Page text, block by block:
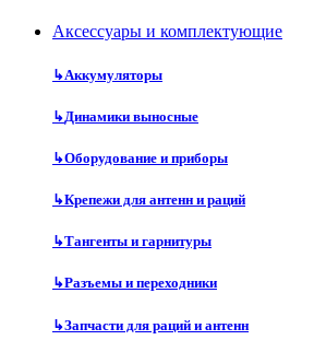
Аксессуары и комплектующие
↳Аккумуляторы
↳Динамики выносные
↳Оборудование и приборы
↳Крепежи для антенн и раций
↳Тангенты и гарнитуры
↳Разъемы и переходники
↳Запчасти для раций и антенн